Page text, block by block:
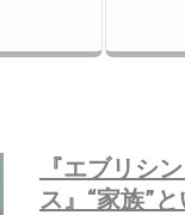
『エブリシ
ス』“家族”